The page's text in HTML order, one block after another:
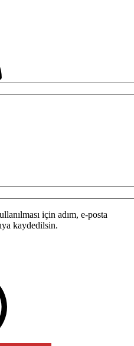
için adım, e-posta
kaydedilsin.